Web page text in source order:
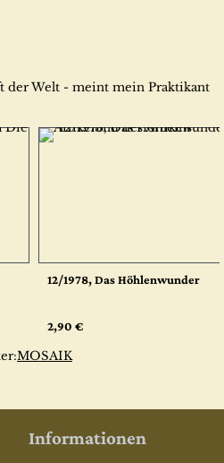
der Welt - meint mein Praktikant
12/1978, Das Höhlenwunder
2,90 €
MOSAIK
Informationen